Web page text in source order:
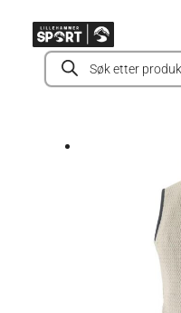
innholdProducts
search